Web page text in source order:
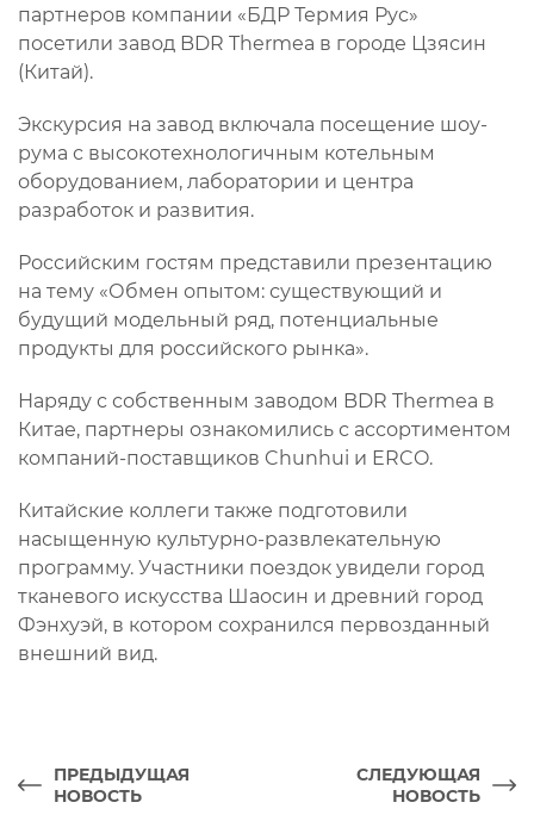
партнеров компании «БДР Термия Рус»
посетили завод BDR Thermea в городе Цзясин
(Китай).
Экскурсия на завод включала посещение шоу-
рума с высокотехнологичным котельным
оборудованием, лаборатории и центра
разработок и развития.
Российским гостям представили презентацию
на тему «Обмен опытом: существующий и
будущий модельный ряд, потенциальные
продукты для российского рынка».
Наряду с собственным заводом BDR Thermea в
Китае, партнеры ознакомились с ассортиментом
компаний-поставщиков Chunhui и ERCO.
Китайские коллеги также подготовили
насыщенную культурно-развлекательную
программу. Участники поездок увидели город
тканевого искусства Шаосин и древний город
Фэнхуэй, в котором сохранился первозданный
внешний вид.
ПРЕДЫДУЩАЯ
НОВОСТЬ
СЛЕДУЮЩАЯ
НОВОСТЬ